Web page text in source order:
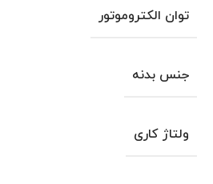
توان الکتروموتور
جنس بدنه
ولتاژ کاری